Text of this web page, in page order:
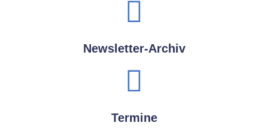
Newsletter-Archiv
Termine